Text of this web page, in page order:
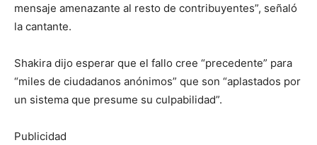
mensaje amenazante al resto de contribuyentes”, señaló
la cantante.
Shakira dijo esperar que el fallo cree “precedente” para
“miles de ciudadanos anónimos” que son “aplastados por
un sistema que presume su culpabilidad”.
Publicidad